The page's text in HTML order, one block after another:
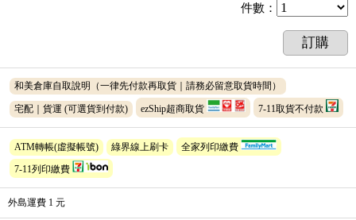
件數 ：
訂購
和美倉庫自取說明（一律先付款再取貨｜請務必留意取貨時間）
宅配｜貨運 (可選貨到付款) ezShip超商取貨 7-11取貨不付款
ATM轉帳(虛擬帳號) 綠界線上刷卡
全家列印繳費
7-11列印繳費
外島運費 1 元